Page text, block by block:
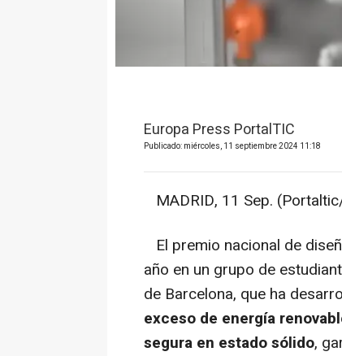
Europa Press PortalTIC
Publicado: miércoles, 11 septiembre 2024 11:18
MADRID, 11 Sep.
El premio nacional de
año en un grupo de
de Barcelona, que ha
exceso de energía
segura en estado sólido,